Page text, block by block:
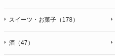
スイーツ・お菓子（178）
酒（47）